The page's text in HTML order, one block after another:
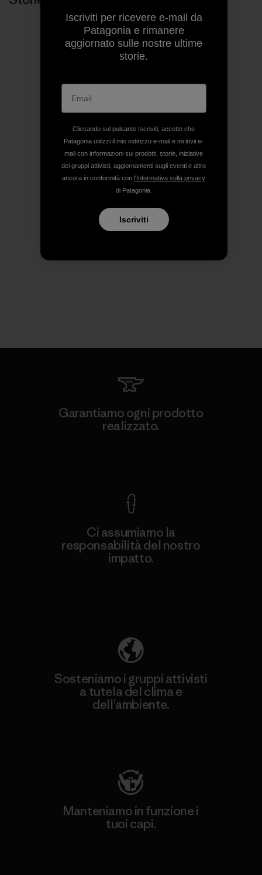
Garantiamo ogni prodotto
realizzato.
Ci assumiamo la
responsabilità del nostro
impatto.
Sosteniamo i gruppi attivisti
a tutela del clima e
dell'ambiente.
Manteniamo in funzione i
tuoi capi.
Iscriviti per ricevere e-mail da
Patagonia e rimanere
aggiornato sulle nostre ultime
storie.
Cliccando sul pulsante Iscriviti, accetto che
Patagonia utilizzi il mio indirizzo e-mail e mi invii e-
mail con informazioni sui prodotti, storie, iniziative
dei gruppi attivisti, aggiornamenti sugli eventi e altro
ancora in conformità con l'Informativa sulla privacy
di Patagonia.
Iscriviti